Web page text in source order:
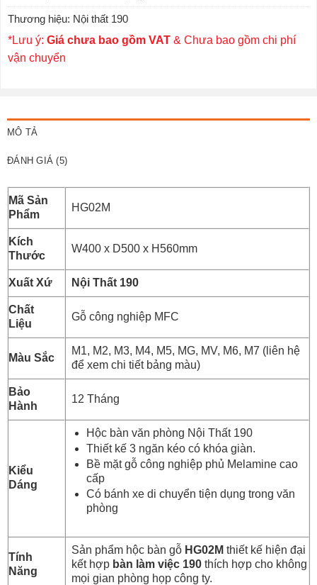
Thương hiệu: Nội thất 190
*Lưu ý: Giá chưa bao gồm VAT & Chưa bao gồm chi phí
vận chuyển
MÔ TẢ
ĐÁNH GIÁ (5)
Mã Sản
Phẩm
HG02M
Kích
Thước
W400 x D500 x H560mm
Xuất Xứ Nội Thất 190
Chất
Liệu
Gỗ công nghiệp MFC
Màu Sắc
M1, M2, M3, M4, M5, MG, MV, M6, M7 (liên hệ
để xem chi tiết bảng màu)
Bảo
Hành
12 Tháng
Kiểu
Dáng
Hộc bàn văn phòng Nội Thất 190
Thiết kế 3 ngăn kéo có khóa giàn.
Bề mặt gỗ công nghiệp phủ Melamine cao
cấp
Có bánh xe di chuyển tiện dụng trong văn
phòng
Tính
Năng
Sản phẩm hộc bàn gỗ HG02M thiết kế hiện đại
kết hợp bàn làm việc 190 thích hợp cho không
mọi gian phòng họp công ty.